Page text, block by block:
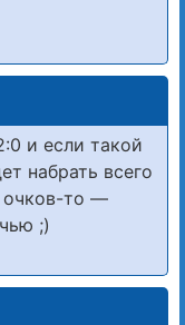
и если такой
набрать всего
то —
;)